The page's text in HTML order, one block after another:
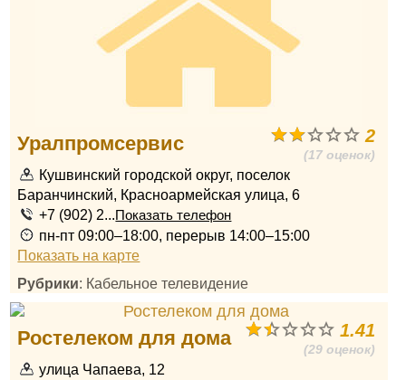
2
(17 оценок)
Уралпромсервис
Кушвинский городской округ, поселок
Баранчинский, Красноармейская улица, 6
+7 (902) 2...Показать телефон
пн-пт 09:00–18:00, перерыв 14:00–15:00
Показать на карте
Рубрики: Кабельное телевидение
1.41
(29 оценок)
Ростелеком для дома
улица Чапаева, 12